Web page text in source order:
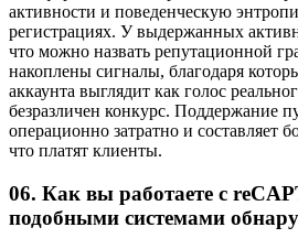
активности и поведенческую
регистрациях. У выдержанных
что можно назвать репутационной
накоплены сигналы, благодаря
аккаунта выглядит как голос
безразличен конкурс. Поддержание
операционно затратно и составляет
что платят клиенты.
06. Как вы работаете с
подобными системами